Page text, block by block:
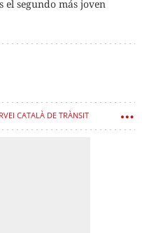
el segundo más joven
CATALÀ DE TRÀNSIT